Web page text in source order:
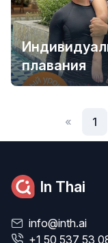
плавания
« 1
In Thai
info@inth.ai
+1 50 537 53